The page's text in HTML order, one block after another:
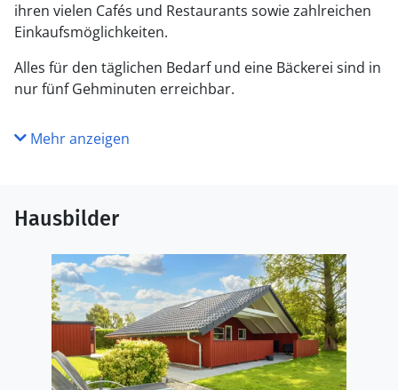
ihren vielen Cafés und Restaurants sowie zahlreichen
Einkaufsmöglichkeiten.
Alles für den täglichen Bedarf und eine Bäckerei sind in
nur fünf Gehminuten erreichbar.
Mehr anzeigen
Hausbilder